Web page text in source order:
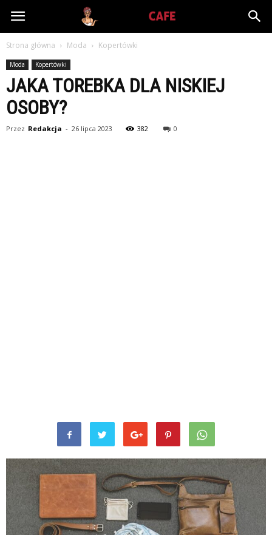
Babiniec-
Strona główna Moda Kopertówki
Moda Kopertówki
JAKA TOREBKA DLA NISKIEJ
OSOBY?
Przez Redakcja - 26 lipca 2023 382 0